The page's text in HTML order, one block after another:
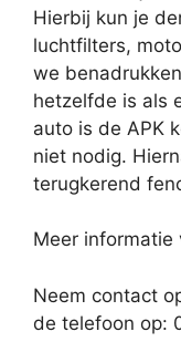
Hierbij kun je
luchtfilters,
we
hetzelfde is als
auto is de APK
niet nodig.
terugkerend
Meer
Neem contact
de telefoon op: